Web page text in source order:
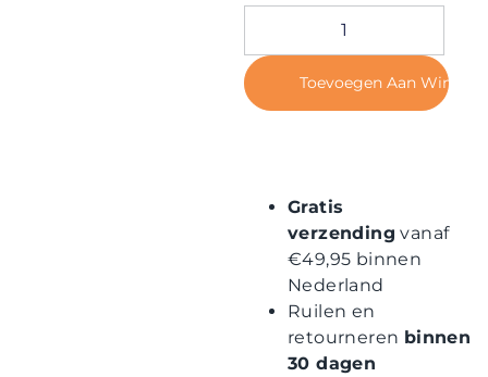
Toevoegen Aan
Gratis
verzending vanaf
€49,95 binnen
Nederland
Ruilen en
retourneren binnen
30 dagen